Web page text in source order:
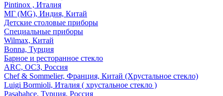
Pintinox , Италия
МГ (MG), Индия, Китай
Детские столовые приборы
Специальные приборы
Wilmax, Китай
Bonna, Турция
Барное и ресторанное стекло
ARC, ОСЗ, Россия
Chef & Sommelier, Франция, Китай (Хрустальное стекло)
Luigi Bormioli, Италия ( хрустальное стекло )
Pasabahce, Турция, Россия